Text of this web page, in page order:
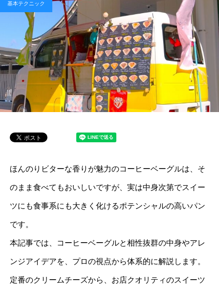
基本テクニック
ほんのりビターな香りが魅力のコーヒーベーグルは、そ
のまま食べてもおいしいですが、実は中身次第でスイー
ツにも食事系にも大きく化けるポテンシャルの高いパン
です。
本記事では、コーヒーベーグルと相性抜群の中身やアレ
ンジアイデアを、プロの視点から体系的に解説します。
定番のクリームチーズから、お店クオリティのスイーツ